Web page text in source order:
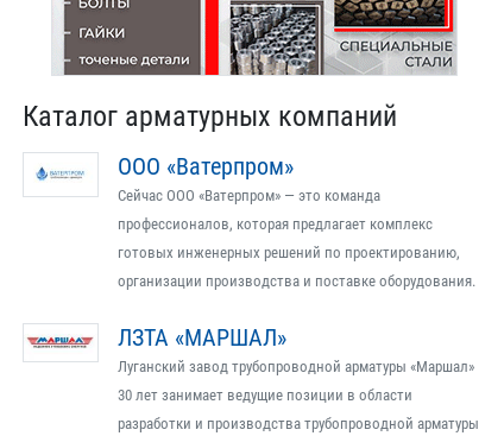
Каталог арматурных компаний
ООО «Ватерпром»
Сейчас ООО «Ватерпром» — это команда
профессионалов, которая предлагает комплекс
готовых инженерных решений по проектированию,
организации производства и поставке оборудования.
ЛЗТА «МАРШАЛ»
Луганский завод трубопроводной арматуры «Маршал»
30 лет занимает ведущие позиции в области
разработки и производства трубопроводной арматуры